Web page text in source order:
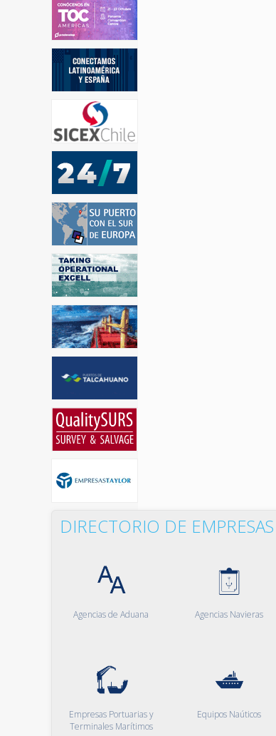
DIRECTORIO DE EMPRESAS
Agencias de Aduana Agencias Navieras
Empresas Portuarias y
Terminales Marítimos
Equipos Naúticos